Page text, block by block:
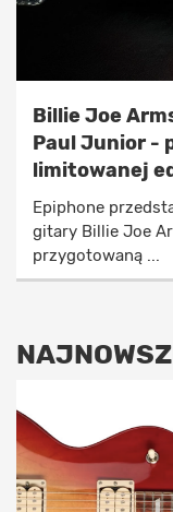
Billie Joe
Paul Junior -
limitowanej
Epiphone
gitary Billie Joe
przygotowaną ...